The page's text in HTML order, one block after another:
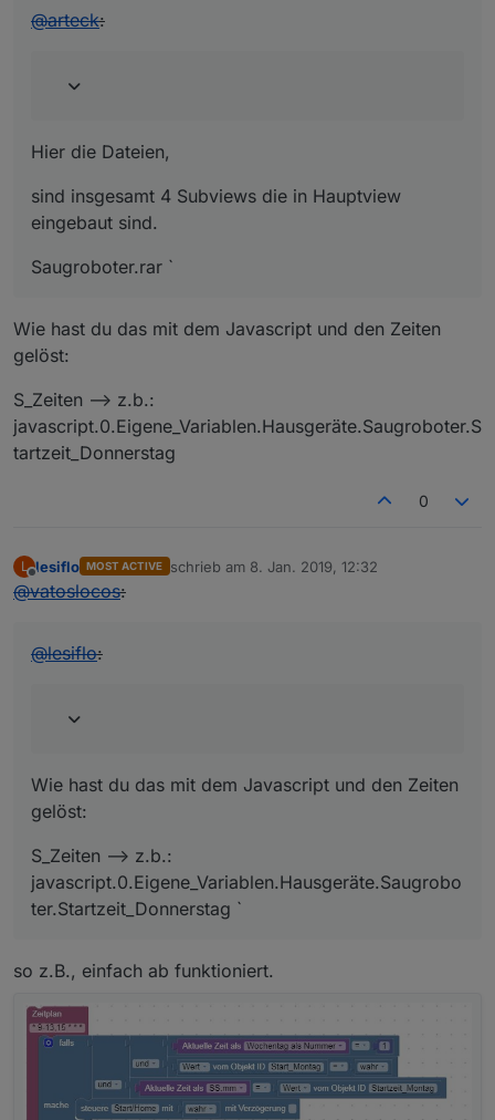
@arteck:
Hier die Dateien,
sind insgesamt 4 Subviews die in Hauptview
eingebaut sind.
Saugroboter.rar `
Wie hast du das mit dem Javascript und den Zeiten
gelöst:
S_Zeiten –> z.b.:
javascript.0.Eigene_Variablen.Hausgeräte.Saugroboter.S
tartzeit_Donnerstag
0
L
Offline
lesiflo MOST ACTIVE schrieb am 8. Jan. 2019, 12:32
zuletzt editiert von
@vatoslocos:
@lesiflo:
Wie hast du das mit dem Javascript und den Zeiten
gelöst:
S_Zeiten –> z.b.:
javascript.0.Eigene_Variablen.Hausgeräte.Saugrobo
ter.Startzeit_Donnerstag `
so z.B., einfach ab funktioniert.